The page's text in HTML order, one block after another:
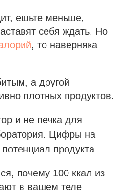
ешьте меньше,
себя ждать. Но
, то наверняка
а другой
плотных продуктов.
и не печка для
Цифры на
продукта.
почему 100 ккал из
в вашем теле